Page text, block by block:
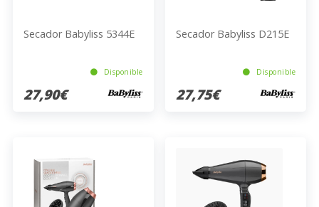
Secador Babyliss 5344E
Disponible
27,90€
Secador Babyliss D215E
Disponible
27,75€